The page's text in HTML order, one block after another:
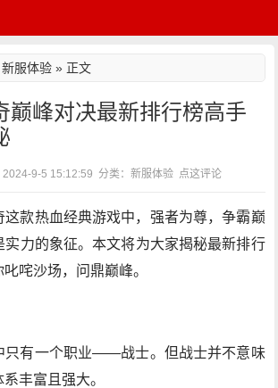
新服体验 » 正文
巅峰对决最新排行榜高手
9-5 15:12:59 分类：新服体验 点这评论
这款热血经典游戏中，强者为尊，争霸巅
实力的象征。本文将为大家揭秘最新排行
咤沙场，问鼎巅峰。
只有一个职业——战士。但战士并不意味
丰富且强大。